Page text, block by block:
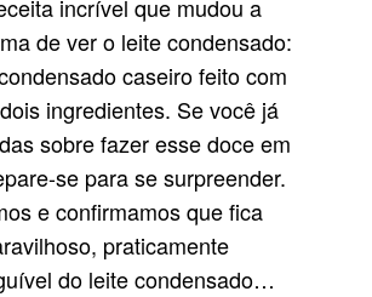
incrível que mudou a
de ver o leite condensado:
caseiro feito com
ingredientes. Se você já
sobre fazer esse doce em
se para se surpreender.
e confirmamos que fica
praticamente
do leite condensado…